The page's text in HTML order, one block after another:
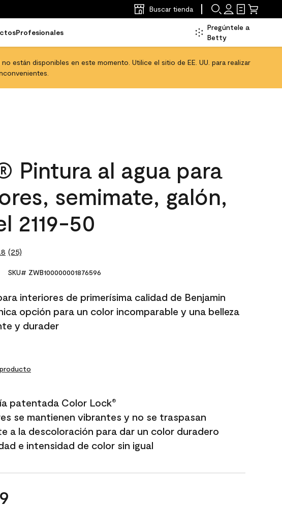
Buscar tienda
Profesionales
Pregúntele a
Betty
están disponibles en este momento. Utilice el sitio de EE. UU. para realizar
Pintura al agua para
semimate, galón,
2119-50
Read
Reviews.
link.
(25)
SKU# ZWB100000001876596
interiores de primerísima calidad de Benjamin
opción para un color incomparable y una belleza
y durader
patentada Color Lock®
se mantienen vibrantes y no se traspasan
a la descoloración para dar un color duradero
e intensidad de color sin igual